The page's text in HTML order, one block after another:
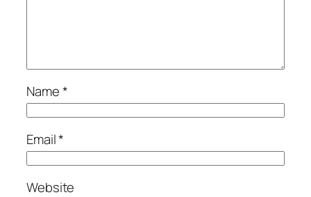
Name*
Email*
Website